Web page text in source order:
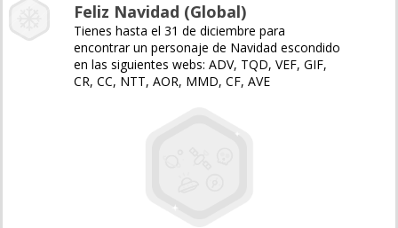
Feliz Navidad (Global)
Tienes hasta el 31 de diciembre para
encontrar un personaje de Navidad escondido
en las siguientes webs: ADV, TQD, VEF, GIF,
CR, CC, NTT, AOR, MMD, CF, AVE